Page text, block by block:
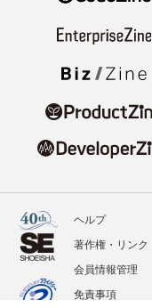
ヘルプ
著作権・リンク
会員情報管理
免責事項